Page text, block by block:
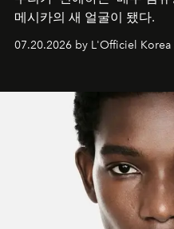
메시카의 새 얼굴이 됐다.
07.20.2026 by L'Officiel Korea